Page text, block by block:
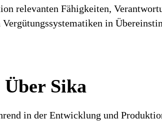
relevanten Fähigkeiten,
in
Über Sika
in der Entwicklung und